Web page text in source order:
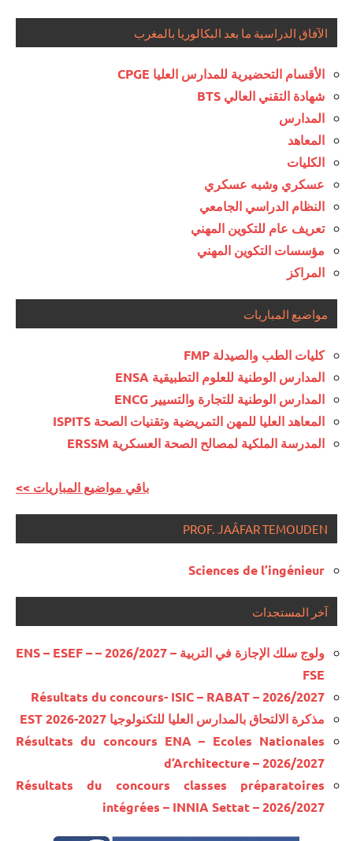
الآفاق الدراسية ما بعد البكالوريا بالمغرب
الأقسام التحضيرية للمدارس العليا CPGE
شهادة التقني العالي BTS
المدارس
المعاهد
الكليات
عسكري وشبه عسكري
النظام الدراسي الجامعي
تعريف عام للتكوين المهني
مؤسسات التكوين المهني
المراكز
مواضيع المباريات
كليات الطب والصيدلة FMP
المدارس الوطنية للعلوم التطبيقية ENSA
المدارس الوطنية للتجارة والتسيير ENCG
المعاهد العليا للمهن التمريضية وتقنيات الصحة ISPITS
المدرسة الملكية لمصالح الصحة العسكرية ERSSM
<< باقي مواضيع المباريات
PROF. JAÂFAR TEMOUDEN
Sciences de l’ingénieur
آخر المستجدات
ولوج سلك الإجازة في التربية – 2026/2027 – ENS – ESEF –
FSE
Résultats du concours- ISIC – RABAT – 2026/2027
مذكرة الالتحاق بالمدارس العليا للتكنولوجيا EST 2026-2027
Résultats du concours ENA – Ecoles Nationales
d’Architecture – 2026/2027
Résultats du concours classes préparatoires
intégrées – INNIA Settat – 2026/2027